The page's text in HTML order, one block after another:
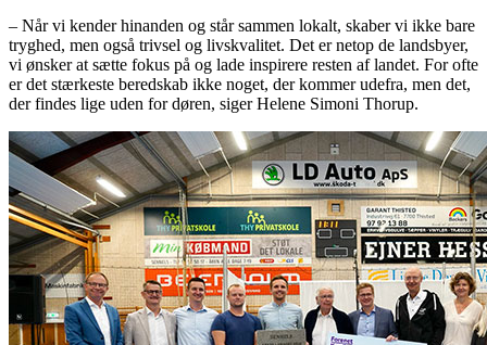
– Når vi kender hinanden og står sammen lokalt, skaber vi ikke bare
tryghed, men også trivsel og livskvalitet. Det er netop de landsbyer,
vi ønsker at sætte fokus på og lade inspirere resten af landet. For ofte
er det stærkeste beredskab ikke noget, der kommer udefra, men det,
der findes lige uden for døren, siger Helene Simoni Thorup.